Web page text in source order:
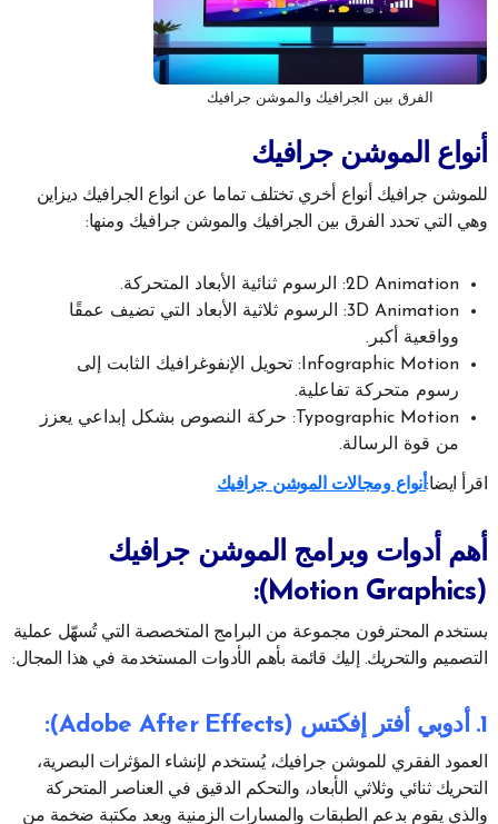
الفرق بين الجرافيك والموشن جرافيك
أنواع الموشن جرافيك
للموشن جرافيك أنواع أخري تختلف تماما عن انواع الجرافيك ديزاين
وهي التي تحدد الفرق بين الجرافيك والموشن جرافيك ومنها:
2D Animation: الرسوم ثنائية الأبعاد المتحركة.
3D Animation: الرسوم ثلاثية الأبعاد التي تضيف عمقًا
وواقعية أكبر.
Infographic Motion: تحويل الإنفوغرافيك الثابت إلى
رسوم متحركة تفاعلية.
Typographic Motion: حركة النصوص بشكل إبداعي يعزز
من قوة الرسالة.
اقرأ ايضا:أنواع ومجالات الموشن جرافيك
أهم أدوات وبرامج الموشن جرافيك
(Motion Graphics):
يستخدم المحترفون مجموعة من البرامج المتخصصة التي تُسهّل عملية
التصميم والتحريك. إليك قائمة بأهم الأدوات المستخدمة في هذا المجال:
1. أدوبي أفتر إفكتس (Adobe After Effects) :
العمود الفقري للموشن جرافيك، يُستخدم لإنشاء المؤثرات البصرية،
التحريك ثنائي وثلاثي الأبعاد، والتحكم الدقيق في العناصر المتحركة
والذي يقوم بدعم الطبقات والمسارات الزمنية ويعد مكتبة ضخمة من